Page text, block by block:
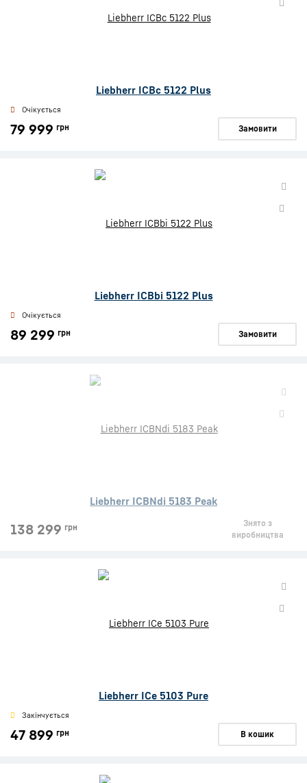
Liebherr ICBc 5122 Plus
Очікується
79 999 грн Замовити
Liebherr ICBbi 5122 Plus
Очікується
89 299 грн Замовити
Liebherr ICBNdi 5183 Peak
138 299 грн
Знято з
виробництва
Liebherr ICe 5103 Pure
Закінчується
47 899 грн В кошик